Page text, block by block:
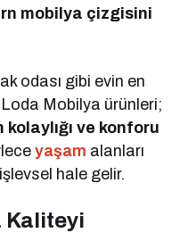
mobilya çizgisini
odası gibi evin en
Mobilya ürünleri;
ve konforu
yaşam alanları
hale gelir.
Kaliteyi